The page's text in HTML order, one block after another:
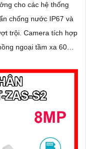
cho các hệ thống
chống nước IP67 và
tích hợp
ngoại tầm xa 60m